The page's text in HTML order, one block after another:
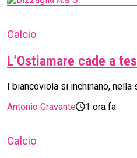
Calcio
L’Ostiamare cade a
I biancoviola si inchinano, nella
Antonio Gravante
1 ora fa
Calcio